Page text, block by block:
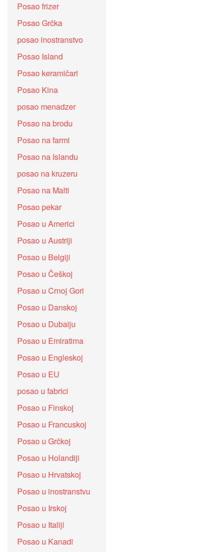
Posao frizer
Posao Grčka
posao inostranstvo
Posao Island
Posao keramičari
Posao Kina
posao menadzer
Posao na brodu
Posao na farmi
Posao na Islandu
posao na kruzeru
Posao na Malti
Posao pekar
Posao u Americi
Posao u Austriji
Posao u Belgiji
Posao u Češkoj
Posao u Crnoj Gori
Posao u Danskoj
Posao u Dubaiju
Posao u Emiratima
Posao u Engleskoj
Posao u EU
posao u fabrici
Posao u Finskoj
Posao u Francuskoj
Posao u Grčkoj
Posao u Holandiji
Posao u Hrvatskoj
Posao u inostranstvu
Posao u Irskoj
Posao u Italiji
Posao u Kanadi